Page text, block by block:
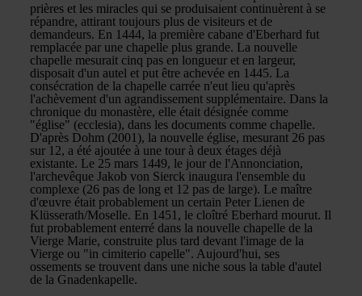
prières et les miracles qui se produisaient continuèrent à se
répandre, attirant toujours plus de visiteurs et de
demandeurs. En 1444, la première cabane d'Eberhard fut
remplacée par une chapelle plus grande. La nouvelle
chapelle mesurait cinq pas en longueur et en largeur,
disposait d'un autel et put être achevée en 1445. La
consécration de la chapelle carrée n'eut lieu qu'après
l'achèvement d'un agrandissement supplémentaire. Dans la
chronique du monastère, elle était désignée comme
"église" (ecclesia), dans les documents comme chapelle.
D'après Dohm (2001), la nouvelle église, mesurant 26 pas
sur 12, a été ajoutée à une tour à deux étages déjà
existante. Le 25 mars 1449, le jour de l'Annonciation,
l'archevêque Jakob von Sierck inaugura l'ensemble du
complexe (26 pas de long et 12 pas de large). Le maître
d'œuvre était probablement un certain Peter Lienen de
Klüsserath/Moselle. En 1451, le cloîtré Eberhard mourut. Il
fut probablement enterré dans la nouvelle chapelle de la
Vierge Marie, construite plus tard devant l'image de la
Vierge ou "in cimiterio capelle". Aujourd'hui, ses
ossements se trouvent dans une niche sous la table d'autel
de la Gnadenkapelle.